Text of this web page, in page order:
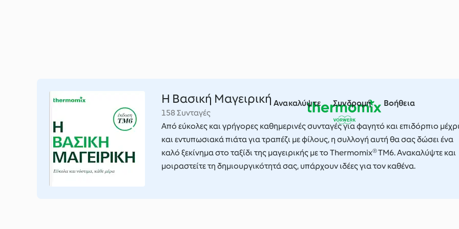
Ανακαλύψτε Συνδρομή Βοήθεια
H Βασική Μαγειρική
158 Συνταγές
Από εύκολες και γρήγορες καθημερινές συνταγές για φαγητό και επιδόρπιο
και εντυπωσιακά πιάτα για τραπέζι με φίλους, η συλλογή αυτή θα σας δώσει ένα
καλό ξεκίνημα στο ταξίδι της μαγειρικής με το Thermomix® TM6. Ανακαλύψτε και
μοιραστείτε τη δημιουργικότητά σας, υπάρχουν ιδέες για τον καθένα.